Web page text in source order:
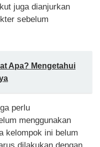
juga dianjurkan
sebelum
Apa? Mengetahui
perlu
menggunakan
kelompok ini belum
dilakukan dengan